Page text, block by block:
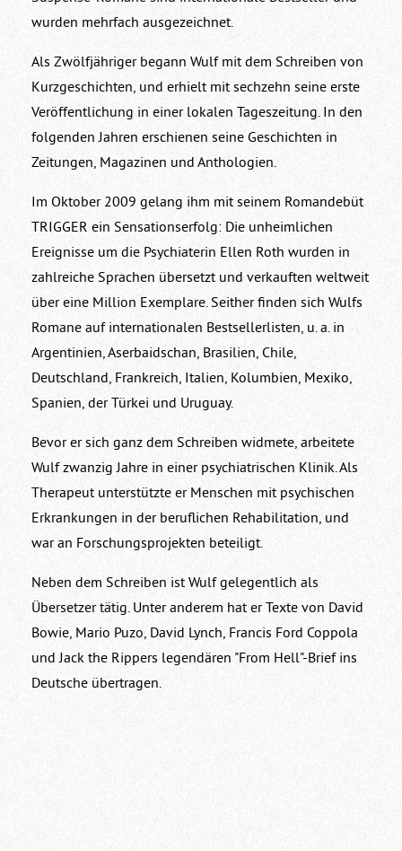
wurden mehrfach ausgezeichnet.
Als Zwölfjähriger begann Wulf mit dem Schreiben von
Kurzgeschichten, und erhielt mit sechzehn seine erste
Veröffentlichung in einer lokalen Tageszeitung. In den
folgenden Jahren erschienen seine Geschichten in
Zeitungen, Magazinen und Anthologien.
Im Oktober 2009 gelang ihm mit seinem Romandebüt
TRIGGER ein Sensationserfolg: Die unheimlichen
Ereignisse um die Psychiaterin Ellen Roth wurden in
zahlreiche Sprachen übersetzt und verkauften weltweit
über eine Million Exemplare. Seither finden sich Wulfs
Romane auf internationalen Bestsellerlisten, u. a. in
Argentinien, Aserbaidschan, Brasilien, Chile,
Deutschland, Frankreich, Italien, Kolumbien, Mexiko,
Spanien, der Türkei und Uruguay.
Bevor er sich ganz dem Schreiben widmete, arbeitete
Wulf zwanzig Jahre in einer psychiatrischen Klinik. Als
Therapeut unterstützte er Menschen mit psychischen
Erkrankungen in der beruflichen Rehabilitation, und
war an Forschungsprojekten beteiligt.
Neben dem Schreiben ist Wulf gelegentlich als
Übersetzer tätig. Unter anderem hat er Texte von David
Bowie, Mario Puzo, David Lynch, Francis Ford Coppola
und Jack the Rippers legendären "From Hell"-Brief ins
Deutsche übertragen.